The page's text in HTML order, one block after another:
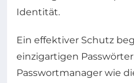
Identität.
Ein effektiver Schutz
einzigartigen
Passwortmanager wie